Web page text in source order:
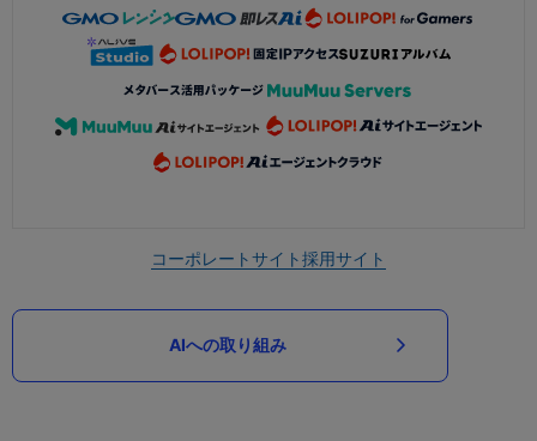
コーポレートサイト採用サイト
AIへの取り組み